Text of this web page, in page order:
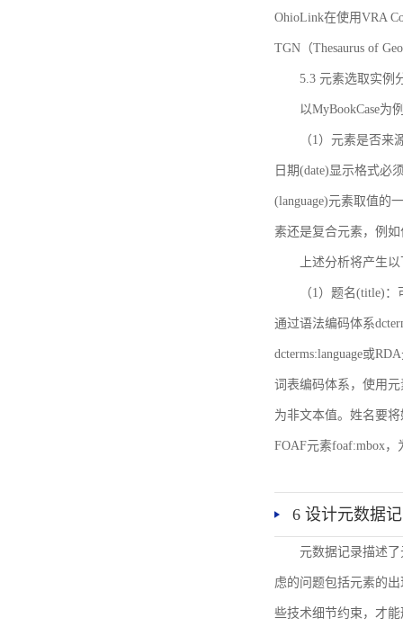
OhioLink在使用VRA
TGN（Thesaurus of
5.3 元素选取实例
以MyBookCase为
（1）元素是否
日期(date)显示格式必
(language)元素取值的
素还是复合元素，例
上述分析将产生
（1）题名(title)
通过语法编码体系
dcterms:language或
词表编码体系，使用元
为非文本值。姓名要
FOAF元素foaf:mbox，
6 设计元数据
元数据记录描述
虑的问题包括元素的
些技术细节约束，才